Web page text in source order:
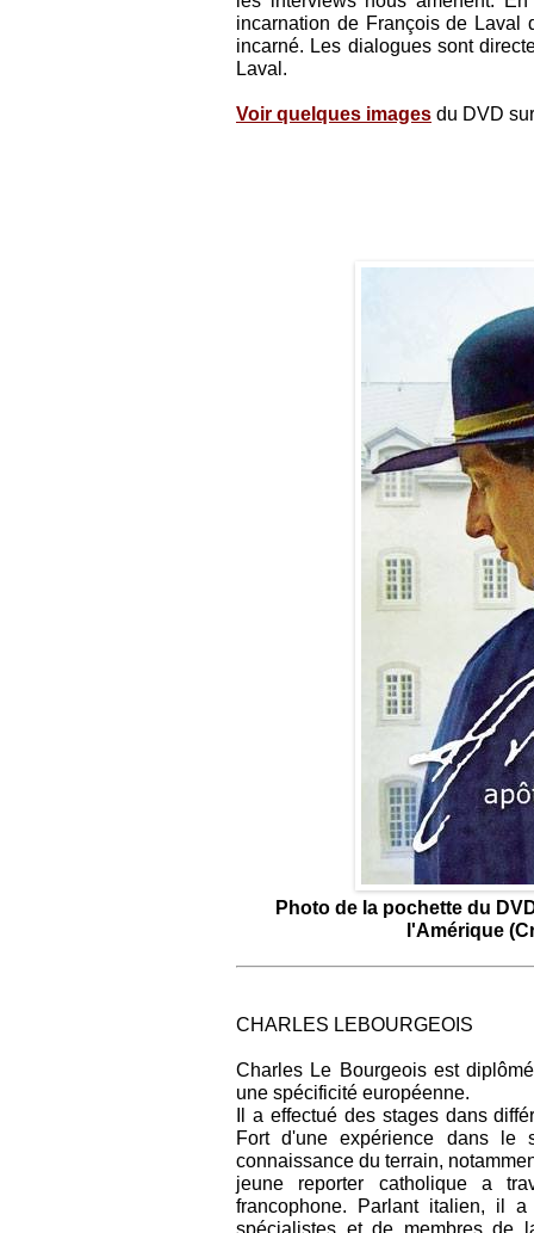
incarnation de François de Laval
incarné. Les dialogues sont
Laval.
Voir quelques images du DVD
Photo de la pochette du
l'Amérique
CHARLES LEBOURGEOIS
Charles Le Bourgeois est
une spécificité européenne.
Il a effectué des stages dans
Fort d'une expérience dans le
connaissance du terrain,
jeune reporter catholique a
francophone. Parlant italien, il
spécialistes et de membres de